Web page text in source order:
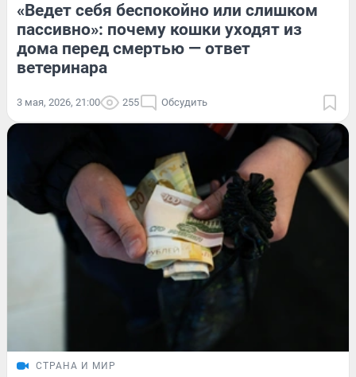
«Ведет себя беспокойно или слишком
пассивно»: почему кошки уходят из
дома перед смертью — ответ
ветеринара
3 мая, 2026, 21:00 255 Обсудить
СТРАНА И МИР